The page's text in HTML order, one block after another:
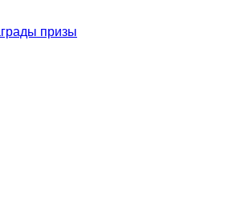
призы